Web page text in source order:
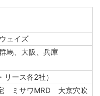
ェイズ
馬、大阪、兵庫
ース各2社）
ミサワMRD 大京穴吹